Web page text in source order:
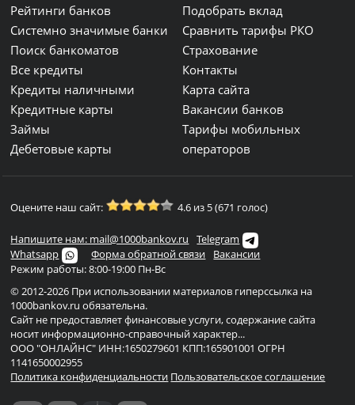
Рейтинги банков
Системно значимые банки
Поиск банкоматов
Все кредиты
Кредиты наличными
Кредитные карты
Займы
Дебетовые карты
Подобрать вклад
Сравнить тарифы РКО
Страхование
Контакты
Карта сайта
Вакансии банков
Тарифы мобильных
операторов
Оцените наш сайт: 4.6 из 5 (671 голос)
Напишите нам: mail@1000bankov.ru
Telegram
Whatsapp
Форма обратной связи
Вакансии
Режим работы: 8:00-19:00 Пн-Вс
© 2012-2026 При использовании материалов гиперссылка на
1000bankov.ru обязательна.
Сайт не предоставляет финансовые услуги, содержание сайта
носит информационно-справочный характер...
ООО "ОНЛАЙНС" ИНН:1650279601 КПП:165901001 ОГРН
1141650002955
Политика конфиденциальности Пользовательское соглашение